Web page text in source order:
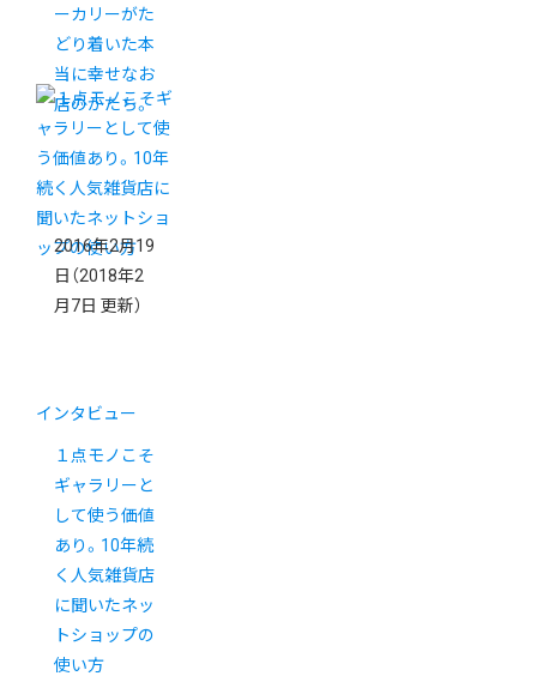
ーカリーがた
どり着いた本
当に幸せなお
店のかたち。
2016年2月19
日 （2018年2
月7日 更新）
インタビュー
１点モノこそ
ギャラリーと
して使う価値
あり。10年続
く人気雑貨店
に聞いたネッ
トショップの
使い方